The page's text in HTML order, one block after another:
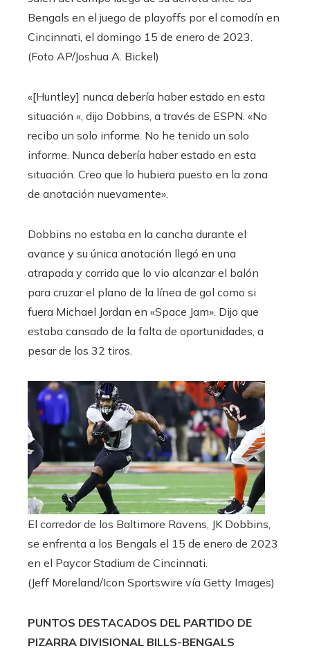
Bengals en el juego de playoffs por el comodín en
Cincinnati, el domingo 15 de enero de 2023.
(Foto AP/Joshua A. Bickel)
«[Huntley] nunca debería haber estado en esta
situación «, dijo Dobbins, a través de ESPN. «No
recibo un solo informe. No he tenido un solo
informe. Nunca debería haber estado en esta
situación. Creo que lo hubiera puesto en la zona
de anotación nuevamente».
Dobbins no estaba en la cancha durante el
avance y su única anotación llegó en una
atrapada y corrida que lo vio alcanzar el balón
para cruzar el plano de la línea de gol como si
fuera Michael Jordan en «Space Jam». Dijo que
estaba cansado de la falta de oportunidades, a
pesar de los 32 tiros.
El corredor de los Baltimore Ravens, JK Dobbins,
se enfrenta a los Bengals el 15 de enero de 2023
en el Paycor Stadium de Cincinnati.
(Jeff Moreland/Icon Sportswire vía Getty Images)
PUNTOS DESTACADOS DEL PARTIDO DE
PIZARRA DIVISIONAL BILLS-BENGALS